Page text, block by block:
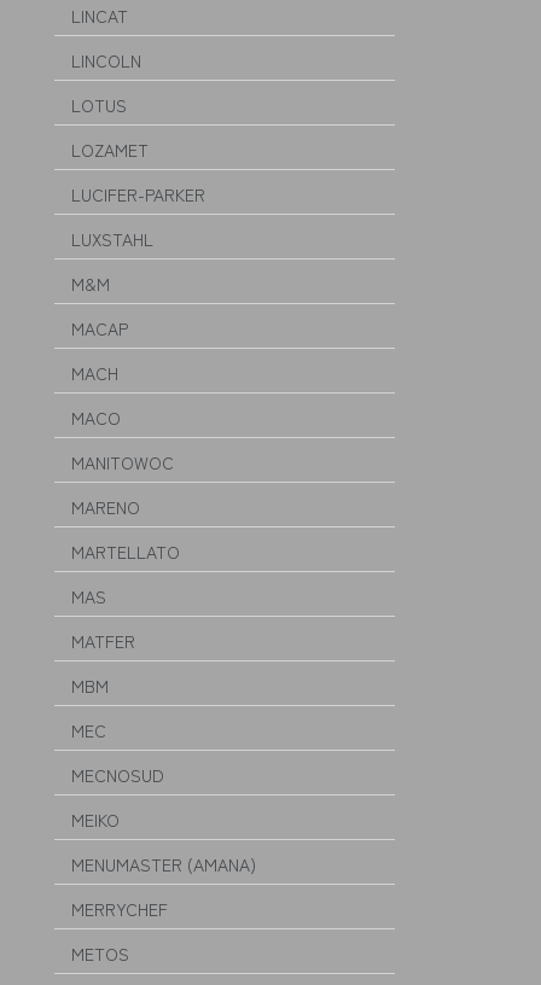
LINCAT
LINCOLN
LOTUS
LOZAMET
LUCIFER-PARKER
LUXSTAHL
M&M
MACAP
MACH
MACO
MANITOWOC
MARENO
MARTELLATO
MAS
MATFER
MBM
MEC
MECNOSUD
MEIKO
MENUMASTER (AMANA)
MERRYCHEF
METOS